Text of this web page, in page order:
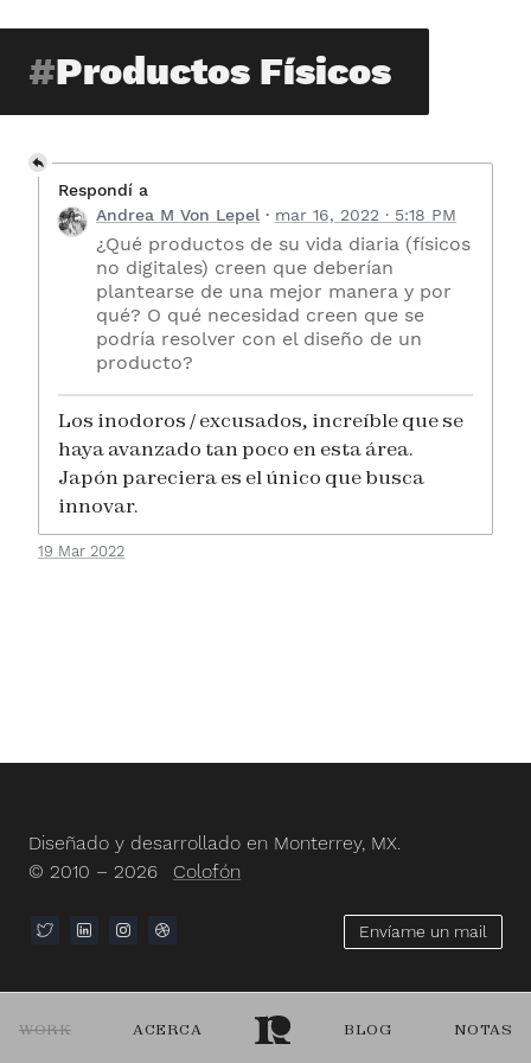
WORK ACERCA BLOG NOTAS
Productos Físicos
Respondí a
Andrea M Von Lepel
mar 16, 2022 · 5:18 PM
¿Qué productos de su vida diaria (físicos
no digitales) creen que deberían
plantearse de una mejor manera y por
qué? O qué necesidad creen que se
podría resolver con el diseño de un
producto?
Los inodoros / excusados, increíble que se
haya avanzado tan poco en esta área.
Japón pareciera es el único que busca
innovar.
19 Mar 2022
Diseñado y desarrollado en Monterrey, MX.
© 2010 – 2026
Colofón
Envíame un mail